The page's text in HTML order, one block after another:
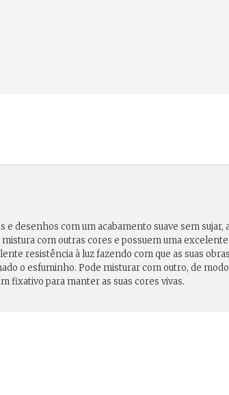
e desenhos com um acabamento suave sem
com outras cores e possuem uma
resistência à luz fazendo com que as suas
o esfuminho. Pode misturar com outro, de
fixativo para manter as suas cores vivas.